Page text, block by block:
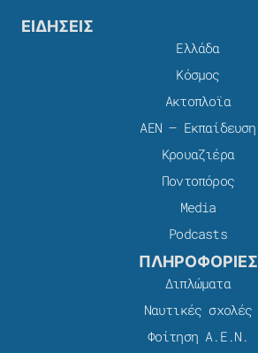
ΕΙΔΗΣΕΙΣ
Ελλάδα
Κόσμος
Ακτοπλοϊα
ΑΕΝ – Εκπαίδευση
Κρουαζιέρα
Ποντοπόρος
Media
Podcasts
ΠΛΗΡΟΦΟΡΙΕΣ
Διπλώματα
Ναυτικές σχολές
Φοίτηση Α.Ε.Ν.